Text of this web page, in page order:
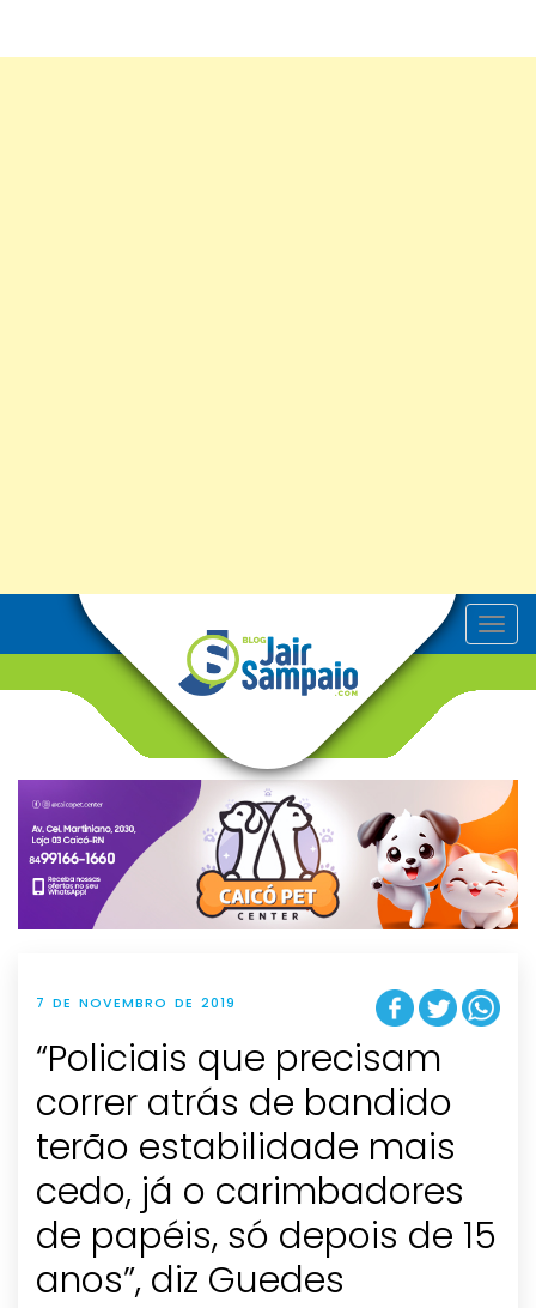
T
o
v
g
t
i
o
n
7 DE NOVEMBRO DE 2019
“Policiais que precisam
correr atrás de bandido
terão estabilidade mais
cedo, já o carimbadores
de papéis, só depois de 15
anos”, diz Guedes